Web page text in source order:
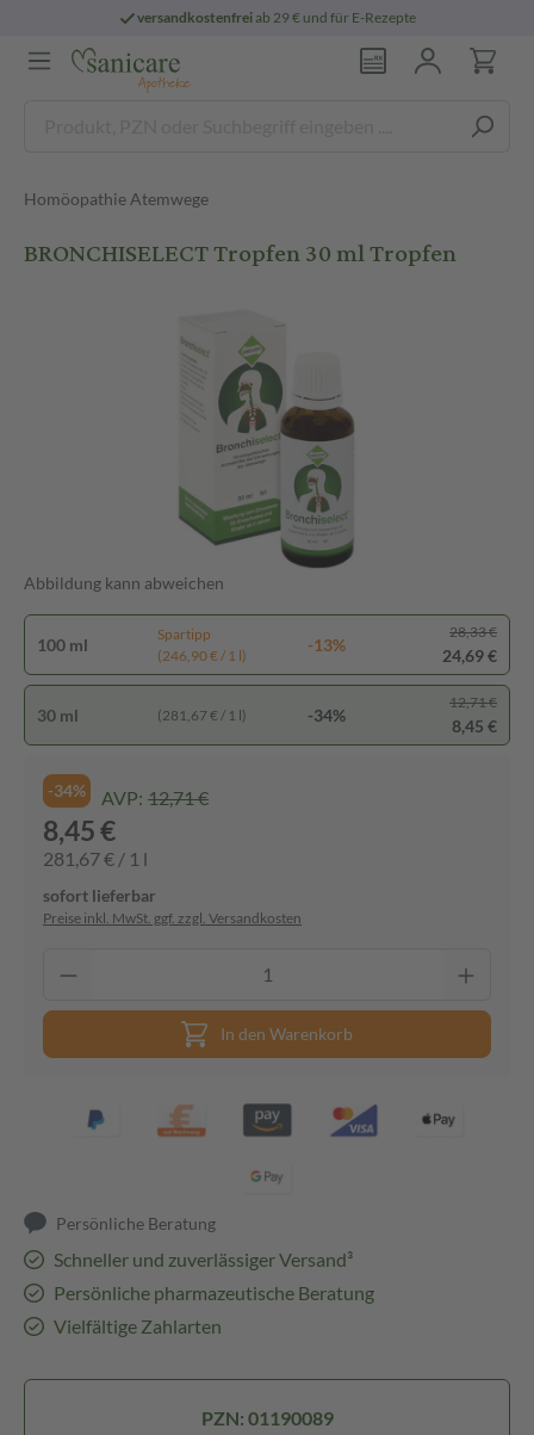
versandkostenfreiab 29 € und für E-Rezepte
Homöopathie Atemwege
BRONCHISELECT Tropfen 30 ml Tropfen
Abbildung kann abweichen
100 ml
Spartipp
(246,90 € / 1 l)
-13%
28,33 €
24,69 €
30 ml (281,67 € / 1 l) -34%
12,71 €
8,45 €
-34% AVP: 12,71 €
8,45 €
281,67 € / 1 l
sofort lieferbar
Preise inkl. MwSt. ggf. zzgl. Versandkosten
In den Warenkorb
Persönliche Beratung
Schneller und zuverlässiger Versand³
Persönliche pharmazeutische Beratung
Vielfältige Zahlarten
PZN: 01190089